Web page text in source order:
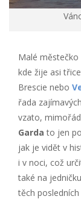
Malé městečko
kde žije asi
Brescie nebo
řada
vzato,
Garda to jen
jak je vidět v
i v noci, což
také na
těch